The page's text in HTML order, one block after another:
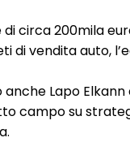
circa 200mila
di vendita auto,
Lapo
campo su